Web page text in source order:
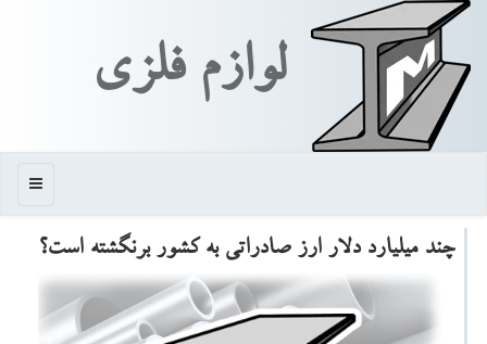
لوازم فلزی
منو
چند میلیارد دلار ارز صادراتی به كشور برنگشته است؟